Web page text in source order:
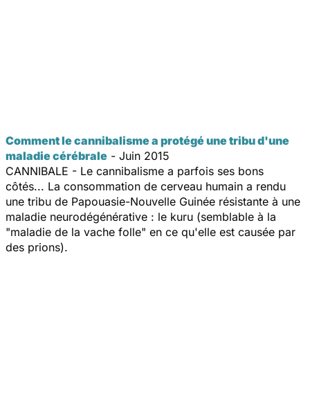
Comment le cannibalisme a protégé une tribu d'une
maladie cérébrale - Juin 2015
CANNIBALE - Le cannibalisme a parfois ses bons
côtés... La consommation de cerveau humain a rendu
une tribu de Papouasie-Nouvelle Guinée résistante à une
maladie neurodégénérative : le kuru (semblable à la
"maladie de la vache folle" en ce qu'elle est causée par
des prions).